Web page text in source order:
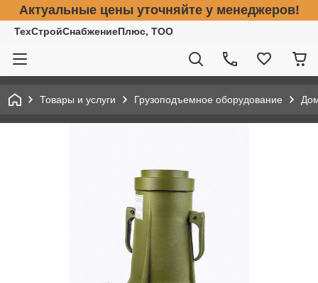
Актуальные цены уточняйте у менеджеров!
ТехСтройСнабжениеПлюс, ТОО
Товары и услуги Грузоподъемное оборудование